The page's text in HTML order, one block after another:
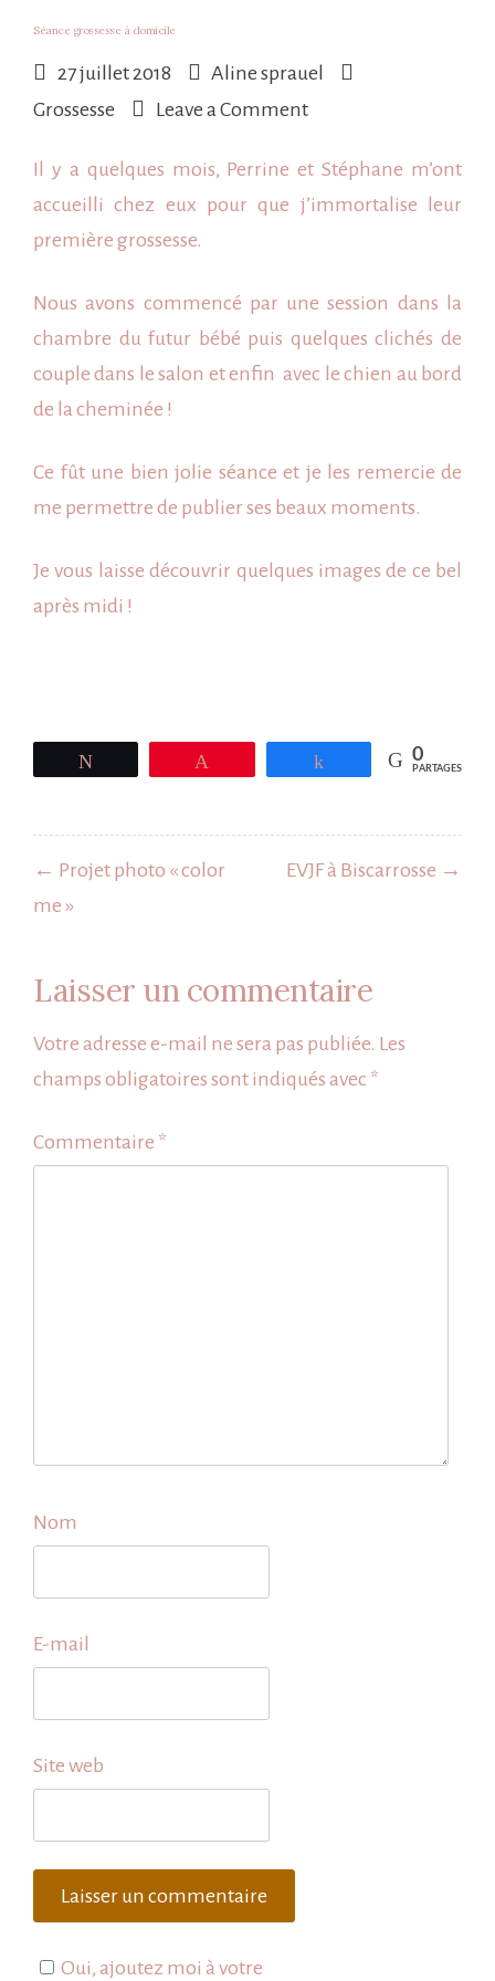
Séance grossesse à domicile
27 juillet 2018
Aline sprauel
Grossesse
Leave a Commenton
grossesse
à
Il y a quelques mois, Perrine et Stéphane m’ont
accueilli chez eux pour que j’immortalise leur
première grossesse.
Nous avons commencé par une session dans la
chambre du futur bébé puis quelques clichés de
couple dans le salon et enfin avec le chien au bord
de la cheminée !
Ce fût une bien jolie séance et je les remercie de
me permettre de publier ses beaux moments.
Je vous laisse découvrir quelques images de ce bel
après midi !
Partagez 0
PARTAGES
de
l’article
← Projet photo « color
me »
EVJF à Biscarrosse →
Laisser un commentaire
Votre adresse e-mail ne sera pas publiée. Les
champs obligatoires sont indiqués avec *
Commentaire *
Nom
E-mail
Site web
Oui, ajoutez moi à votre